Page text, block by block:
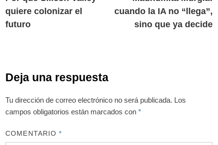
entradas
quiere colonizar el
futuro
cuando la IA no “llega”,
sino que ya decide
Deja una respuesta
Tu dirección de correo electrónico no será publicada. Los
campos obligatorios están marcados con*
COMENTARIO*